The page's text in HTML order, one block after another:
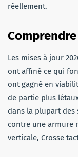
réellement.
Les mises à jour
ont affiné ce qui
ont gagné en
de partie plus
dans la plupart
contre une armure
verticale, Crosse